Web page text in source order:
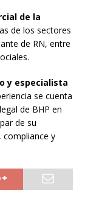
de la
de los sectores
de RN, entre
y especialista
se cuenta
de BHP en
de su
compliance y